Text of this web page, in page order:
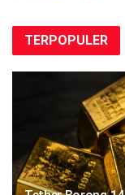
TERPOPULER